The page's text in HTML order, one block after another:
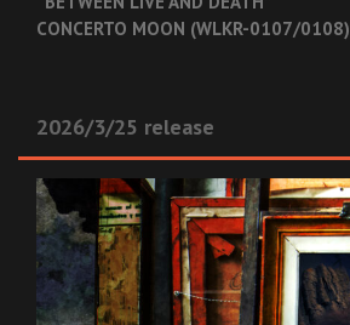
CONCERTO MOON (WLKR-0107/0108)
2026/3/25 release